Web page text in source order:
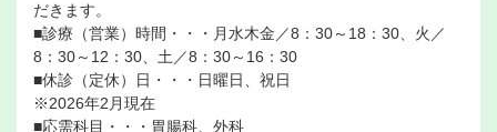
だきます。
■診療（営業）時間・・・月水木金／8：30～18：30、火／
8：30～12：30、土／8：30～16：30
■休診（定休）日・・・日曜日、祝日
※2026年2月現在
■応需科目・・・胃腸科、外科